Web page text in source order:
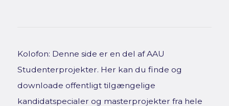
Kolofon: Denne side er en del af AAU
Studenterprojekter. Her kan du finde og
downloade offentligt tilgængelige
kandidatspecialer og masterprojekter fra hele